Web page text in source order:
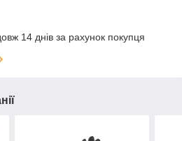
14 днів за рахунок покупця